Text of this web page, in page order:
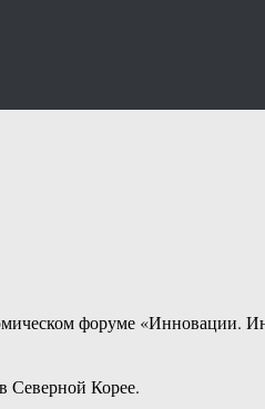
форуме
Северной Корее.